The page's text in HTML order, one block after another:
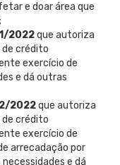
e doar área que
2022que autoriza
crédito
exercício de
e dá outras
2022que autoriza
crédito
exercício de
arrecadação por
e dá